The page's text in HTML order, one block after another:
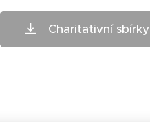
Charitativní sbírky